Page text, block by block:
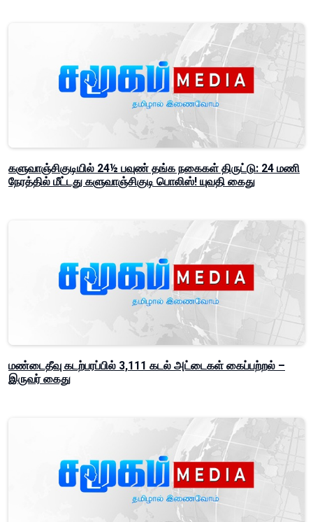
களுவாஞ்சிகுடியில் 24½ பவுண் தங்க நகைகள் திருட்டு: 24 மணி
நேரத்தில் மீட்டது களுவாஞ்சிகுடி பொலிஸ்! யுவதி கைது
மண்டைதீவு கடற்பரப்பில் 3,111 கடல் அட்டைகள் கைப்பற்றல் –
இருவர் கைது